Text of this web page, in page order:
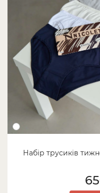
Набір трусиків